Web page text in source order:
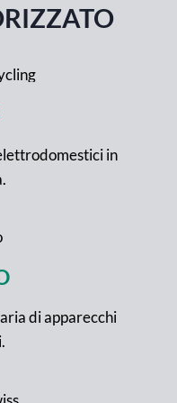
in
di apparecchi